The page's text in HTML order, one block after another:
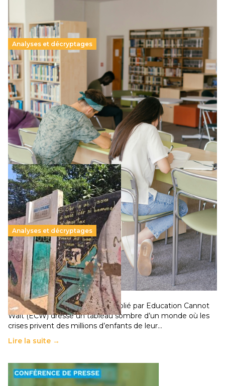
Analyses et décryptages
Supérieur privé : une dérive qui met à mal la
promesse républicaine
11 juillet 2026-
Le projet de loi sur la régulation de l’enseignement
supérieur privé met en lumière l’amplification d’un système
qui relègue l’acte pédagogique au superfétatoire, voire à…
Lire la suite →
Analyses et décryptages
258 millions d’enfants victimes de la guerre, des
chocs climatiques et des déplacements de
population
11 juillet 2026- National
Un nouveau rapport mondial publié par Education Cannot
Wait (ECW) dresse un tableau sombre d’un monde où les
crises privent des millions d’enfants de leur…
Lire la suite →